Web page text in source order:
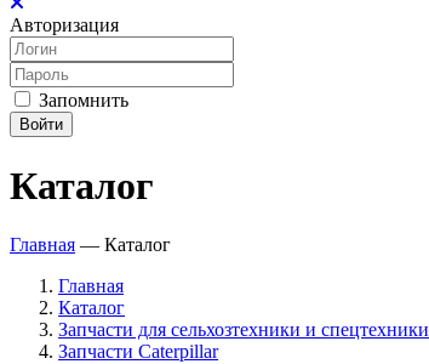
Авторизация
Запомнить
Войти
Каталог
Главная — Каталог
Главная
Каталог
Запчасти для сельхозтехники и спецтехники
Запчасти Caterpillar